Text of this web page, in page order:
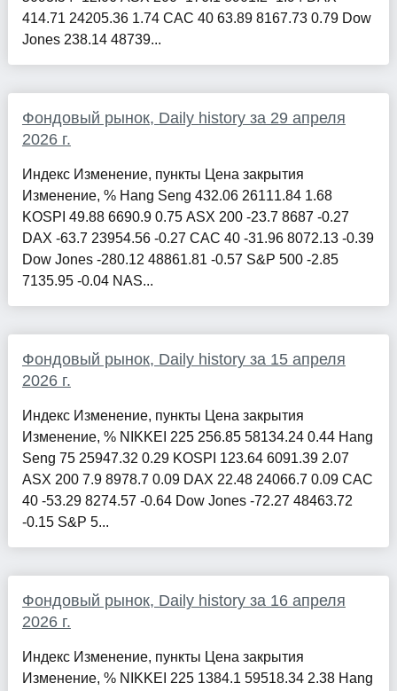
414.71 24205.36 1.74 CAC 40 63.89 8167.73 0.79 Dow
Jones 238.14 48739...
Фондовый рынок, Daily history за 29 апреля
2026 г.
Индекс Изменение, пункты Цена закрытия
Изменение, % Hang Seng 432.06 26111.84 1.68
KOSPI 49.88 6690.9 0.75 ASX 200 -23.7 8687 -0.27
DAX -63.7 23954.56 -0.27 CAC 40 -31.96 8072.13 -0.39
Dow Jones -280.12 48861.81 -0.57 S&P 500 -2.85
7135.95 -0.04 NAS...
Фондовый рынок, Daily history за 15 апреля
2026 г.
Индекс Изменение, пункты Цена закрытия
Изменение, % NIKKEI 225 256.85 58134.24 0.44 Hang
Seng 75 25947.32 0.29 KOSPI 123.64 6091.39 2.07
ASX 200 7.9 8978.7 0.09 DAX 22.48 24066.7 0.09 CAC
40 -53.29 8274.57 -0.64 Dow Jones -72.27 48463.72
-0.15 S&P 5...
Фондовый рынок, Daily history за 16 апреля
2026 г.
Индекс Изменение, пункты Цена закрытия
Изменение, % NIKKEI 225 1384.1 59518.34 2.38 Hang